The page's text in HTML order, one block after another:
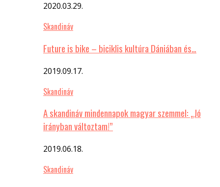
2020.03.29.
Skandináv
Future is bike – biciklis kultúra Dániában és…
2019.09.17.
Skandináv
A skandináv mindennapok magyar szemmel: „Jó
irányban változtam!”
2019.06.18.
Skandináv